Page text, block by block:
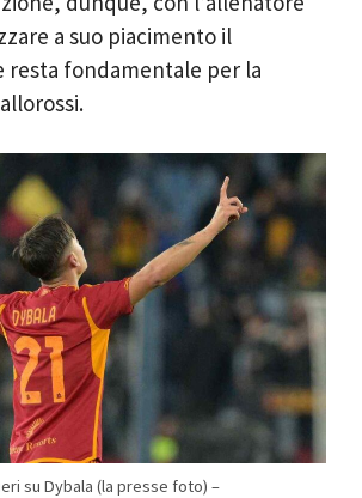
a suo piacimento il
resta fondamentale per la
su Dybala (la presse foto) –